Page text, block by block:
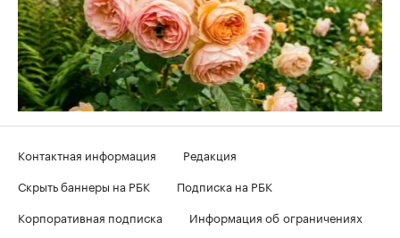
Контактная информация
Редакция
Скрыть баннеры на РБК
Подписка на РБК
Корпоративная подписка
Информация об ограничениях